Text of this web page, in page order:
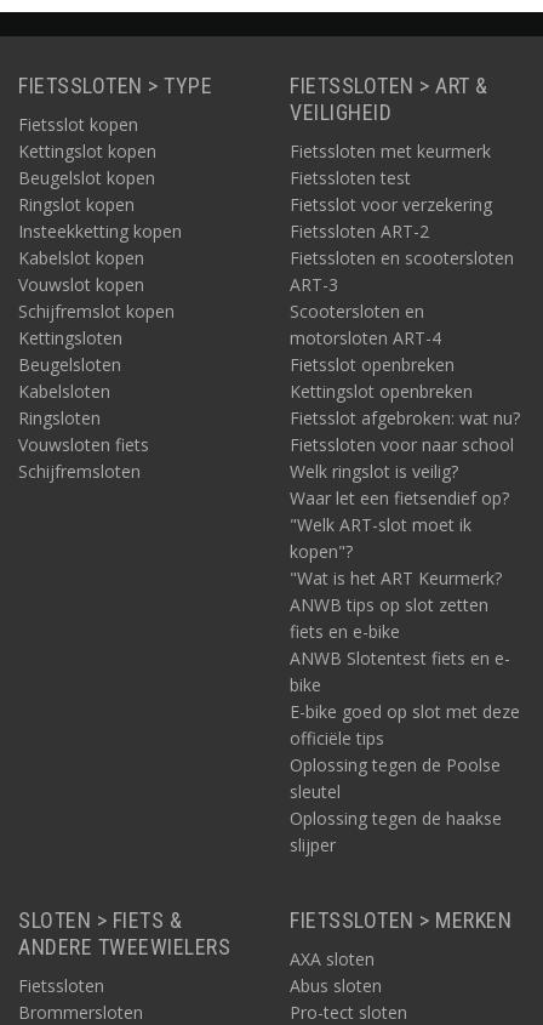
FIETSSLOTEN > TYPE
Fietsslot kopen
Kettingslot kopen
Beugelslot kopen
Ringslot kopen
Insteekketting kopen
Kabelslot kopen
Vouwslot kopen
Schijfremslot kopen
Kettingsloten
Beugelsloten
Kabelsloten
Ringsloten
Vouwsloten fiets
Schijfremsloten
FIETSSLOTEN > ART &
VEILIGHEID
Fietssloten met keurmerk
Fietssloten test
Fietsslot voor verzekering
Fietssloten ART-2
Fietssloten en scootersloten
ART-3
Scootersloten en
motorsloten ART-4
Fietsslot openbreken
Kettingslot openbreken
Fietsslot afgebroken: wat nu?
Fietssloten voor naar school
Welk ringslot is veilig?
Waar let een fietsendief op?
"Welk ART-slot moet ik
kopen"?
"Wat is het ART Keurmerk?
ANWB tips op slot zetten
fiets en e-bike
ANWB Slotentest fiets en e-
bike
E-bike goed op slot met deze
officiële tips
Oplossing tegen de Poolse
sleutel
Oplossing tegen de haakse
slijper
SLOTEN > FIETS &
ANDERE TWEEWIELERS
Fietssloten
Brommersloten
FIETSSLOTEN > MERKEN
AXA sloten
Abus sloten
Pro-tect sloten